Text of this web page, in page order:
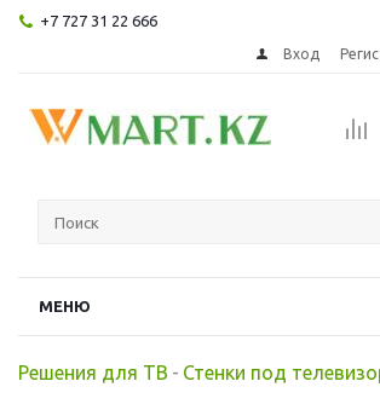
+7 727 31 22 666
Вход
МЕНЮ
Решения для ТВ - Стенки под